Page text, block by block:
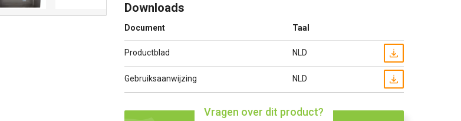
Downloads
Document Taal
Productblad NLD
Gebruiksaanwijzing NLD
Vragen over dit product?